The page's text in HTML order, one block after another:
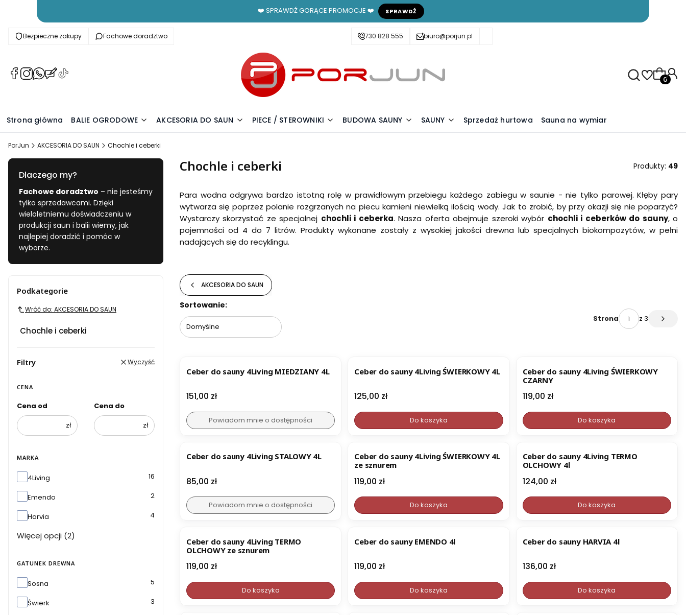
❤️ SPRAWDŹ GORĄCE PROMOCJE ❤️ SPRAWDŹ
Bezpieczne zakupy Fachowe doradztwo 730 828 555 biuro@porjun.pl
(Otwiera
karcie)
(Otwiera
karcie)
(Otwiera
karcie)
(Otwiera
karcie)karcie)
Strona główna BALIE OGRODOWE AKCESORIA DO SAUN PIECE / STEROWNIKI BUDOWA SAUNY SAUNY Sprzedaż hurtowa Sauna na wymiar
PorJun AKCESORIA DO SAUN Chochle i ceberki
Dlaczego my?
Fachowe doradztwo – nie jesteśmy
tylko sprzedawcami. Dzięki
wieloletniemu doświadczeniu w
produkcji saun i balii wiemy, jak
najlepiej doradzić i pomóc w
wyborze.
Podkategorie
Wróć do: AKCESORIA DO SAUN
Chochle i ceberki
Filtry Wyczyść
CENA
Cena od
zł
Cena do
zł
MARKA
Marka
4Living 16
Emendo 2
Harvia 4
Więcej opcji (2)
GATUNEK DREWNA
Gatunek drewna
Sosna 5
Świerk 3
Chochle i ceberki Produkty: 49
Para wodna odgrywa bardzo istotną rolę w prawidłowym przebiegu każdego zabiegu w saunie - nie tylko parowej. Kłęby pary
wytwarza się poprzez polanie rozgrzanych na piecu kamieni niewielką ilością wody. Jak to zrobić, by przy okazji się nie poparzyć?
Wystarczy skorzystać ze specjalnej chochli i ceberka. Nasza oferta obejmuje szeroki wybór chochli i ceberków do sauny, o
pojemności od 4 do 7 litrów. Produkty wykonane zostały z wysokiej jakości drewna lub specjalnych biokompozytów, w pełni
nadających się do recyklingu.
AKCESORIA DO SAUN
Lista produktów
Sortowanie:
Domyślne
Strona z 3
Ceber do sauny 4Living MIEDZIANY 4L
Cena
151,00 zł
Powiadom mnie o dostępności
Ceber do sauny 4Living ŚWIERKOWY 4L
Cena
125,00 zł
Do koszyka
Ceber do sauny 4Living ŚWIERKOWY
CZARNY
Cena
119,00 zł
Do koszyka
Ceber do sauny 4Living STALOWY 4L
Cena
85,00 zł
Powiadom mnie o dostępności
Ceber do sauny 4Living ŚWIERKOWY 4L
ze sznurem
Cena
119,00 zł
Do koszyka
Ceber do sauny 4Living TERMO
OLCHOWY 4l
Cena
124,00 zł
Do koszyka
Ceber do sauny 4Living TERMO
OLCHOWY ze sznurem
Cena
119,00 zł
Do koszyka
Ceber do sauny EMENDO 4l
Cena
119,00 zł
Do koszyka
Ceber do sauny HARVIA 4l
Cena
136,00 zł
Do koszyka